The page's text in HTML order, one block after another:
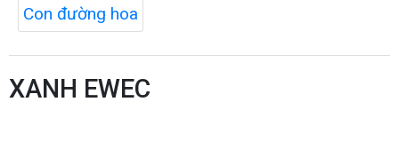
Con đường hoa
XANH EWEC